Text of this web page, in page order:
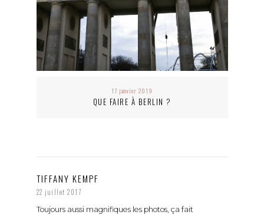
17 janvier 2019
QUE FAIRE À BERLIN ?
TIFFANY KEMPF
22 juillet 2017
Toujours aussi magnifiques les photos, ça fait